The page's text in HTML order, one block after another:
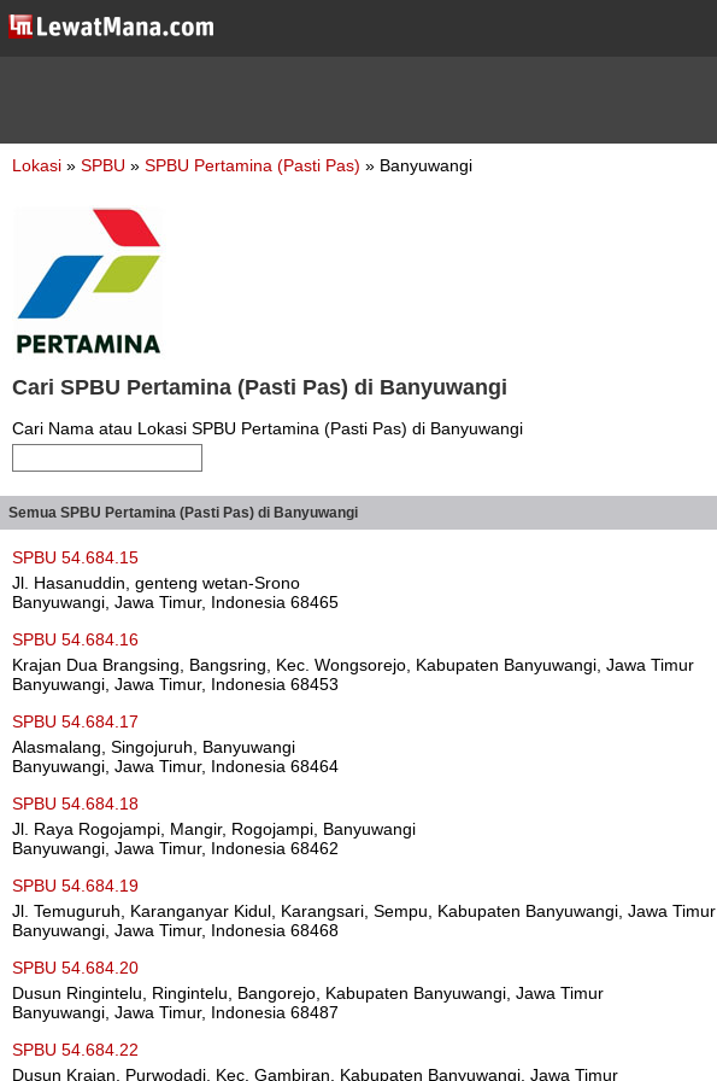
Lokasi » SPBU » SPBU Pertamina (Pasti Pas) » Banyuwangi
Cari SPBU Pertamina (Pasti Pas) di Banyuwangi
Cari Nama atau Lokasi SPBU Pertamina (Pasti Pas) di Banyuwangi
Semua SPBU Pertamina (Pasti Pas) di Banyuwangi
SPBU 54.684.15
Jl. Hasanuddin, genteng wetan-Srono
Banyuwangi, Jawa Timur, Indonesia 68465
SPBU 54.684.16
Krajan Dua Brangsing, Bangsring, Kec. Wongsorejo, Kabupaten Banyuwangi, Jawa Timur
Banyuwangi, Jawa Timur, Indonesia 68453
SPBU 54.684.17
Alasmalang, Singojuruh, Banyuwangi
Banyuwangi, Jawa Timur, Indonesia 68464
SPBU 54.684.18
Jl. Raya Rogojampi, Mangir, Rogojampi, Banyuwangi
Banyuwangi, Jawa Timur, Indonesia 68462
SPBU 54.684.19
Jl. Temuguruh, Karanganyar Kidul, Karangsari, Sempu, Kabupaten Banyuwangi, Jawa Timur
Banyuwangi, Jawa Timur, Indonesia 68468
SPBU 54.684.20
Dusun Ringintelu, Ringintelu, Bangorejo, Kabupaten Banyuwangi, Jawa Timur
Banyuwangi, Jawa Timur, Indonesia 68487
SPBU 54.684.22
Dusun Krajan, Purwodadi, Kec. Gambiran, Kabupaten Banyuwangi, Jawa Timur